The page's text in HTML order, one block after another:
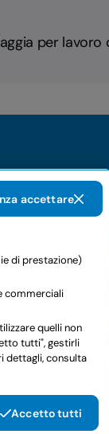
per lavoro
di prestazione)
commerciali
quelli non
tutti", gestirli
dettagli, consulta
Accetto tutti
accettare